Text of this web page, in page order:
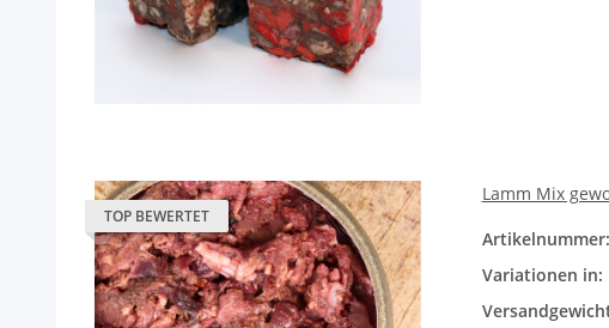
TOP BEWERTET
Lamm Mix
Artikelnummer:
Variationen in: